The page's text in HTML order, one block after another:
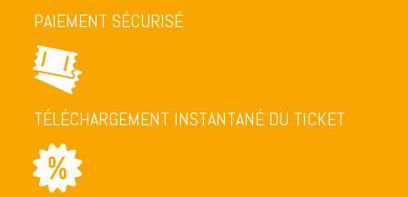
PAIEMENT SÉCURISÉ
TÉLÉCHARGEMENT INSTANTANÉ DU TICKET